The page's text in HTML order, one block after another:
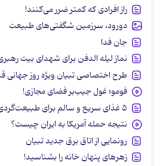
راز افرادی که کمتر ضرر می‌کنند!
دورود، سرزمین شگفتی‌های طبیعت
جان فدا
نماز لیله الدفن برای شهدای بیت
طرح اختصاصی تبیان ویژه روز
فومو؛ غول جیب‌بر فضای مجازی!
۵ غذای سریع و سالم برای طبیعت‌گردی
نتیجه حمله آمریکا به ایران چیست؟
رونمایی از اتاق برق جدید تبیان
زهرهای پنهان خانه را بشناسید!